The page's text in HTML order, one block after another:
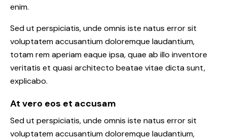
enim.
Sed ut perspiciatis, unde omnis iste natus error sit
voluptatem accusantium doloremque laudantium,
totam rem aperiam eaque ipsa, quae ab illo inventore
veritatis et quasi architecto beatae vitae dicta sunt,
explicabo.
At vero eos et accusam
Sed ut perspiciatis, unde omnis iste natus error sit
voluptatem accusantium doloremque laudantium,